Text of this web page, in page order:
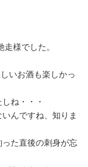
様でした。
いお酒も楽しかっ
ね・・・
んですね、知りま
た直後の刺身が忘